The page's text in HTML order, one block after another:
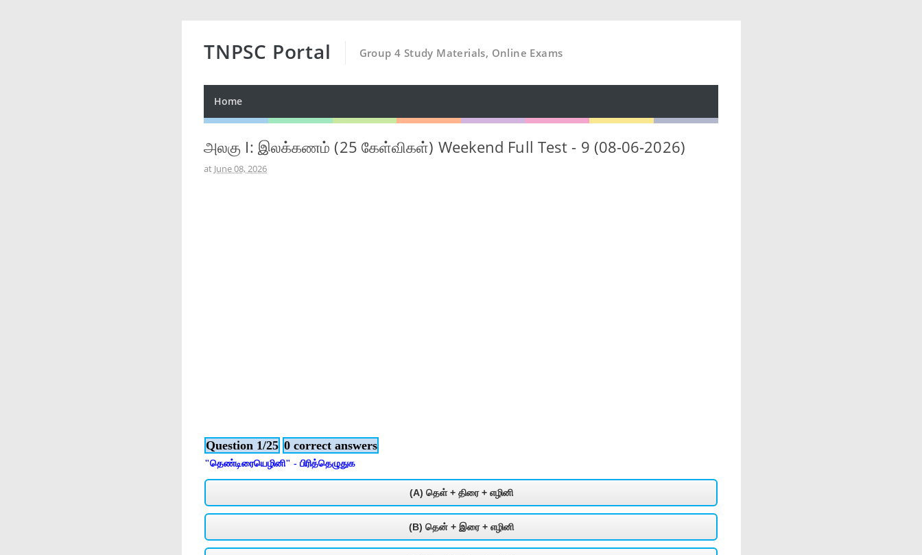
TNPSC Portal Group 4 Study Materials, Online Exams
Home
அலகு I: இலக்கணம் (25 கேள்விகள்) Weekend Full Test - 9 (08-06-2026)
at June 08, 2026
Question 1/25 0 correct answers
"தெண்டிரையெழினி" - பிரித்தெழுதுக
(A) தெள் + திரை + எழினி
(B) தென் + இரை + எழினி